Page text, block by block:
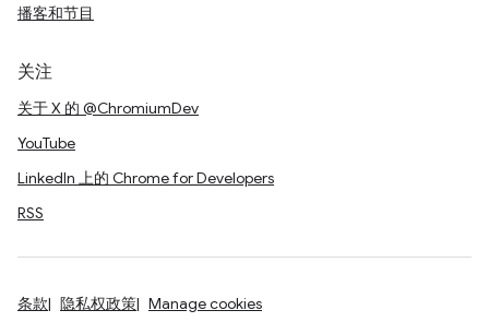
播客和节目
关注
关于 X 的 @ChromiumDev
YouTube
LinkedIn 上的 Chrome for Developers
RSS
条款 隐私权政策 Manage cookies